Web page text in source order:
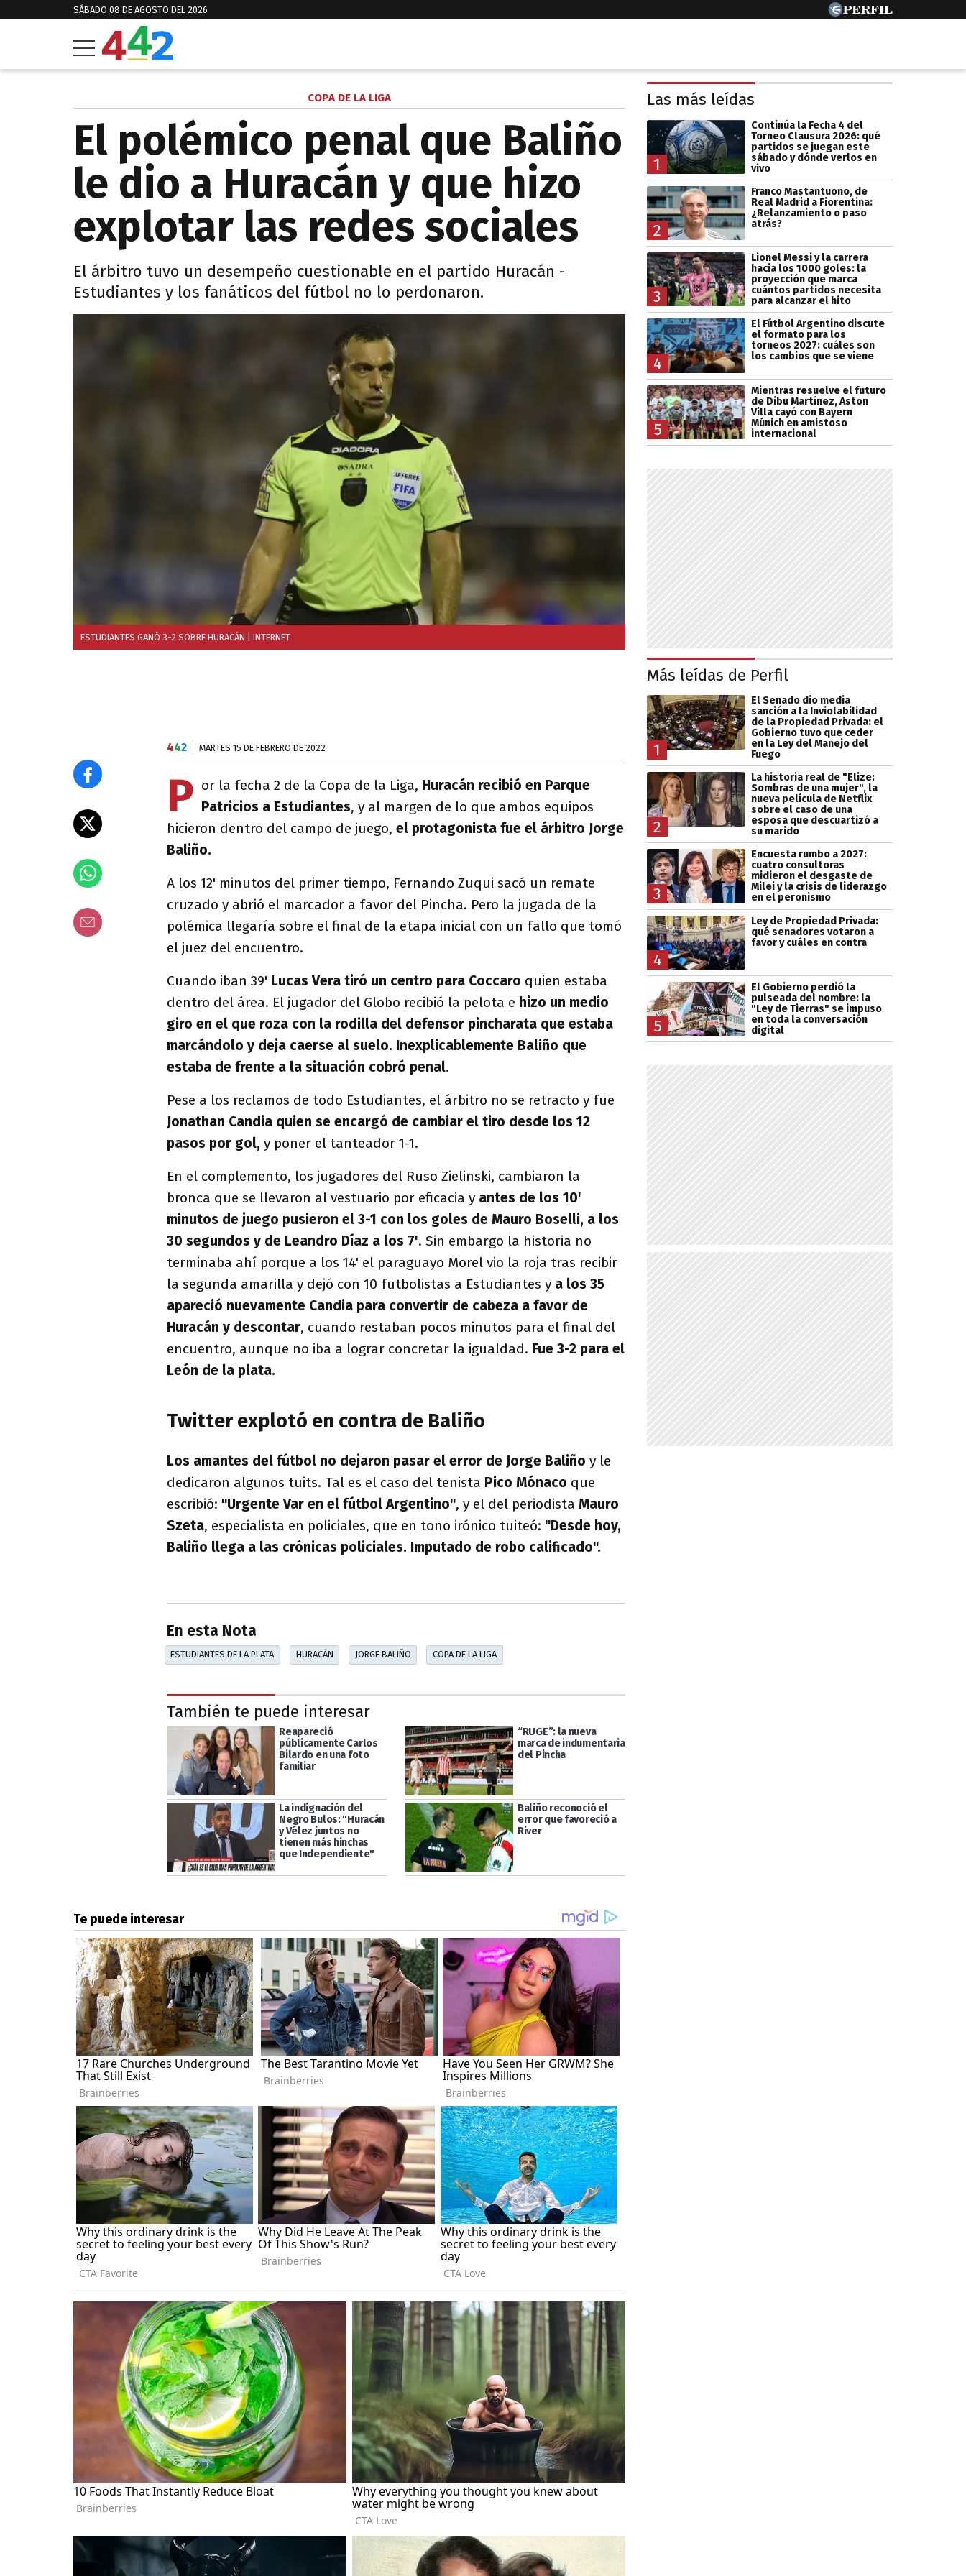
SÁBADO 08 DE AGOSTO DEL 2026
COPA DE LA LIGA
El polémico penal que Baliño
le dio a Huracán y que hizo
explotar las redes sociales
El árbitro tuvo un desempeño cuestionable en el partido Huracán -
Estudiantes y los fanáticos del fútbol no lo perdonaron.
ESTUDIANTES GANÓ 3-2 SOBRE HURACÁN | INTERNET
442 MARTES 15 DE FEBRERO DE 2022
P or la fecha 2 de la Copa de la Liga, Huracán recibió en Parque
Patricios a Estudiantes, y al margen de lo que ambos equipos
hicieron dentro del campo de juego, el protagonista fue el árbitro Jorge
Baliño.
A los 12' minutos del primer tiempo, Fernando Zuqui sacó un remate
cruzado y abrió el marcador a favor del Pincha. Pero la jugada de la
polémica llegaría sobre el final de la etapa inicial con un fallo que tomó
el juez del encuentro.
Cuando iban 39' Lucas Vera tiró un centro para Coccaro quien estaba
dentro del área. El jugador del Globo recibió la pelota e hizo un medio
giro en el que roza con la rodilla del defensor pincharata que estaba
marcándolo y deja caerse al suelo. Inexplicablemente Baliño que
estaba de frente a la situación cobró penal.
Pese a los reclamos de todo Estudiantes, el árbitro no se retracto y fue
Jonathan Candia quien se encargó de cambiar el tiro desde los 12
pasos por gol, y poner el tanteador 1-1.
En el complemento, los jugadores del Ruso Zielinski, cambiaron la
bronca que se llevaron al vestuario por eficacia y antes de los 10'
minutos de juego pusieron el 3-1 con los goles de Mauro Boselli, a los
30 segundos y de Leandro Díaz a los 7'. Sin embargo la historia no
terminaba ahí porque a los 14' el paraguayo Morel vio la roja tras recibir
la segunda amarilla y dejó con 10 futbolistas a Estudiantes y a los 35
apareció nuevamente Candia para convertir de cabeza a favor de
Huracán y descontar, cuando restaban pocos minutos para el final del
encuentro, aunque no iba a lograr concretar la igualdad. Fue 3-2 para el
León de la plata.
Twitter explotó en contra de Baliño
Los amantes del fútbol no dejaron pasar el error de Jorge Baliño y le
dedicaron algunos tuits. Tal es el caso del tenista Pico Mónaco que
escribió: "Urgente Var en el fútbol Argentino", y el del periodista Mauro
Szeta, especialista en policiales, que en tono irónico tuiteó: "Desde hoy,
Baliño llega a las crónicas policiales. Imputado de robo calificado".
En esta Nota
ESTUDIANTES DE LA PLATA HURACÁN JORGE BALIÑO COPA DE LA LIGA
También te puede interesar
Reapareció
públicamente Carlos
Bilardo en una foto
familiar
“RUGE”: la nueva
marca de indumentaria
del Pincha
La indignación del
Negro Bulos: "Huracán
y Vélez juntos no
tienen más hinchas
que Independiente"
Baliño reconoció el
error que favoreció a
River
Las más leídas
1
Continúa la Fecha 4 del
Torneo Clausura 2026: qué
partidos se juegan este
sábado y dónde verlos en
vivo
2
Franco Mastantuono, de
Real Madrid a Fiorentina:
¿Relanzamiento o paso
atrás?
3
Lionel Messi y la carrera
hacia los 1000 goles: la
proyección que marca
cuántos partidos necesita
para alcanzar el hito
4
El Fútbol Argentino discute
el formato para los
torneos 2027: cuáles son
los cambios que se viene
5
Mientras resuelve el futuro
de Dibu Martínez, Aston
Villa cayó con Bayern
Múnich en amistoso
internacional
Más leídas de Perfil
1
El Senado dio media
sanción a la Inviolabilidad
de la Propiedad Privada: el
Gobierno tuvo que ceder
en la Ley del Manejo del
Fuego
2
La historia real de "Elize:
Sombras de una mujer", la
nueva película de Netflix
sobre el caso de una
esposa que descuartizó a
su marido
3
Encuesta rumbo a 2027:
cuatro consultoras
midieron el desgaste de
Milei y la crisis de liderazgo
en el peronismo
4
Ley de Propiedad Privada:
qué senadores votaron a
favor y cuáles en contra
5
El Gobierno perdió la
pulseada del nombre: la
"Ley de Tierras" se impuso
en toda la conversación
digital